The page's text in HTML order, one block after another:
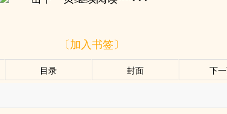
〔加入书签〕
目录 封面 下